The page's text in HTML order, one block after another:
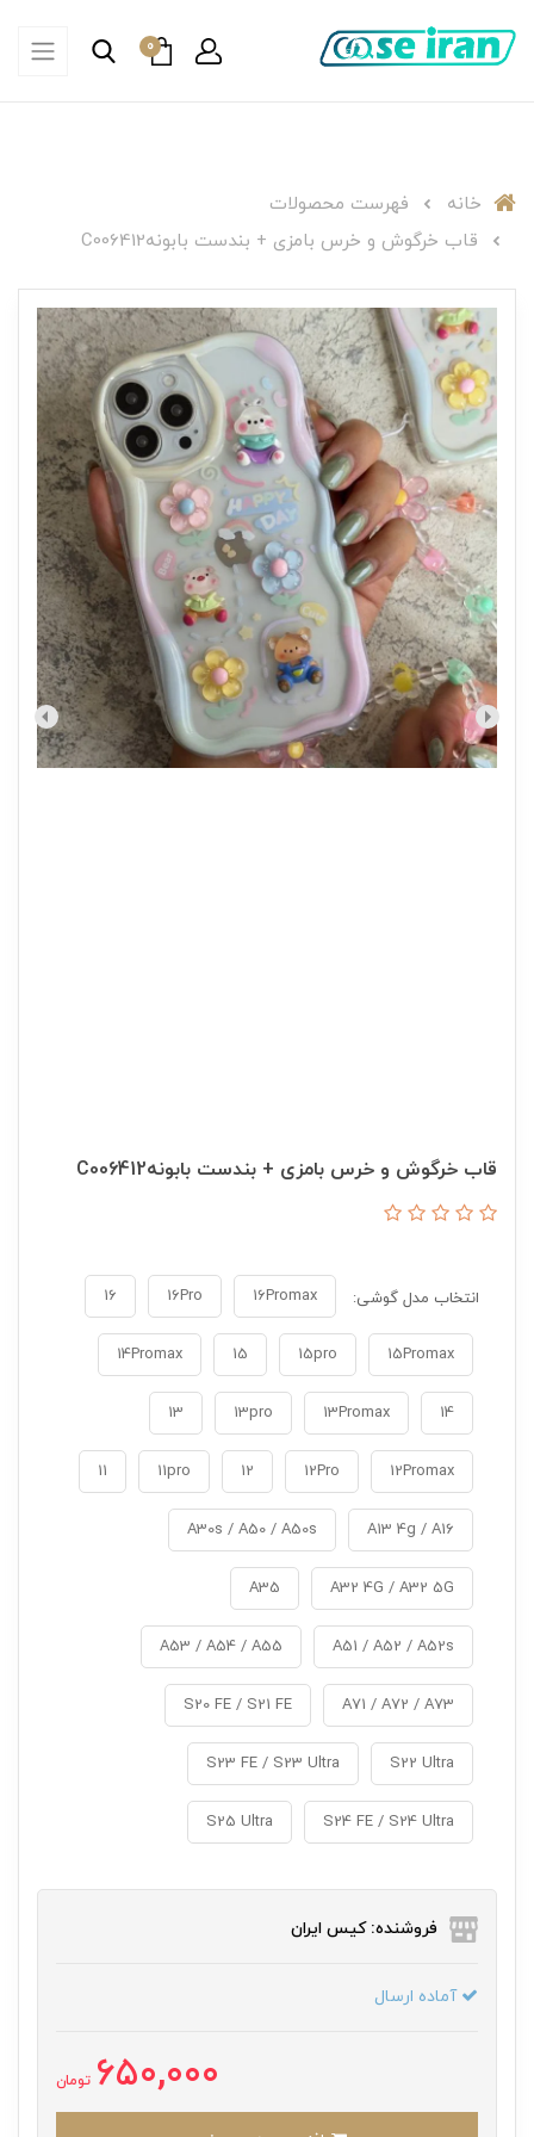
0
خانه
فهرست محصولات
قاب خرگوش و خرس بامزی + بندست بابونهC006412
قاب خرگوش و خرس بامزی + بندست بابونهC006412
انتخاب مدل گوشی: 16Promax
16Pro
16
15Promax
15pro
15
14Promax
14
13Promax
13pro
13
12Promax
12Pro
12
11pro
11
A13 4g / A16
A30s / A50 / A50s
A32 4G / A32 5G
A35
A51 / A52 / A52s
A53 / A54 / A55
A71 / A72 / A73
S20 FE / S21 FE
S22 Ultra
S23 FE / S23 Ultra
S24 FE / S24 Ultra
S25 Ultra
فروشنده: کیس ایران
آماده ارسال
650,000 تومان